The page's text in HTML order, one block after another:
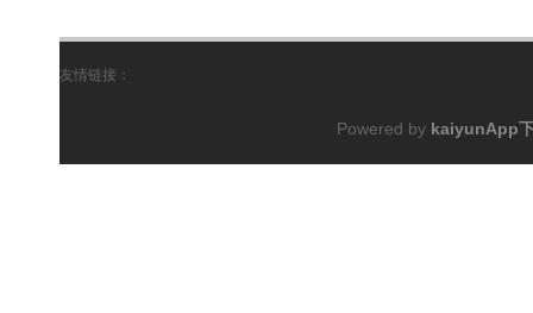
友情链接：
Powered by kaiyunApp